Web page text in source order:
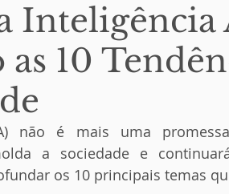
Inteligência
10
não é mais uma
a sociedade e
os 10 principais temas